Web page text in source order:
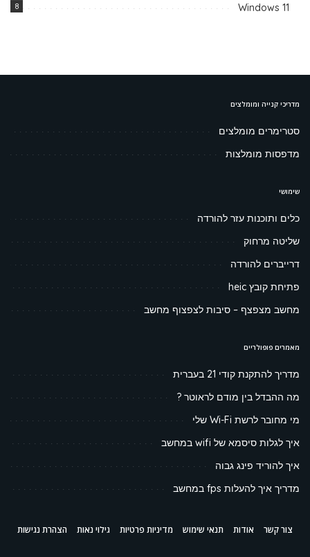
Windows 11
8
מדריכי קנייה ומומלצים
סטרימרים מומלצים
מדפסות מומלצות
שימושי
כלים ותוכנות עזר להורדה
שליטה מרחוק
דרייברים להורדה
פתיחת קובץ heic
מחשב מצפצף – סיבות לצפצוף מחשב
מאמרים פופולריים
מדריך להתקנת קודי 21 בעברית
מה ההבדל בין מודם לראוטר ?
מי מחובר לרשת Wi-Fi שלי
איך לגלות סיסמא של wifi במחשב
איך להוריד פינג גבוה
מדריך איך להעלות fps במחשב
צור קשר אודות תנאי שימוש מדיניות פרטיות גילוי נאות הצהרת נגישות